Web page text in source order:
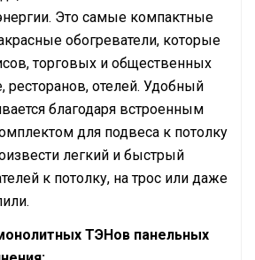
Это самые компактные
обогреватели, которые
торговых и общественных
отелей. Удобный
благодаря встроенным
для подвеса к потолку
легкий и быстрый
к потолку, на трос или даже
ТЭНов панельных